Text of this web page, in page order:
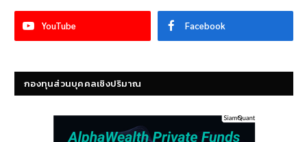
YouTube Facebook
กองทุนส่วนบุคคลเชิงปริมาณ